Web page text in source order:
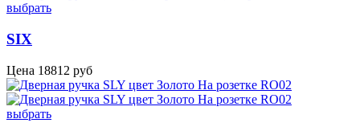
выбрать
SIX
Цена 18812 руб
выбрать